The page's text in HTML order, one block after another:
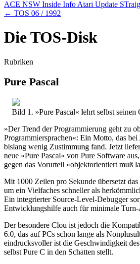
ACE NSW Inside Info Atari Update
← TOS 06 / 1992
Die TOS-Disk
Rubriken
Pure Pascal
Bild 1. »Pure Pascal« lehrt selbst seinen
»Der Trend der Programmierung geht zu
Programmiersprachen«: Ein Motto, das
bislang wenig Zustimmung fand. Jetzt
neue »Pure Pascal« von Pure Software
gegen das Vorurteil »objektorientiert muß
Mit 1000 Zeilen pro Sekunde übersetzt
um ein Vielfaches schneller als
Ein integrierter Source-Level-Debugger
Entwicklungshilfe auch für minimale
Der besondere Clou ist jedoch die
6.0, das auf PCs schon lange als
eindrucksvoller ist die Geschwindigkeit
selbst Pure C in den Schatten stellt.